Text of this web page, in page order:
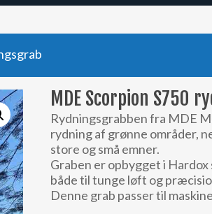
MDE Scorpion S750
Rydningsgrabben fra MDE
rydning af grønne områder,
store og små emner.
Graben er opbygget i
både til tunge løft og
Denne grab passer til